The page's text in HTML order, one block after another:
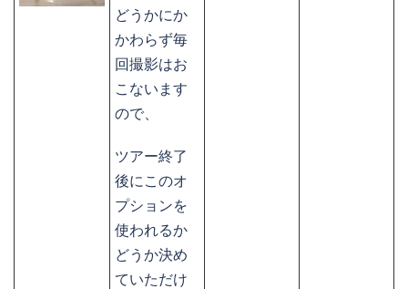
どうかにか
かわらず毎
回撮影はお
こないます
ので、
ツアー終了
後にこのオ
プションを
使われるか
どうか決め
ていただけ